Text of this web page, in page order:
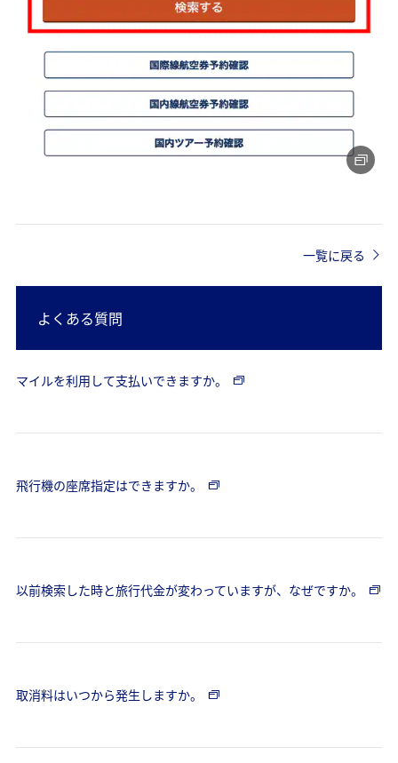
一覧に戻る
よくある質問
マイルを利用して支払いできますか。
飛行機の座席指定はできますか。
以前検索した時と旅行代金が変わっていますが、なぜですか。
取消料はいつから発生しますか。